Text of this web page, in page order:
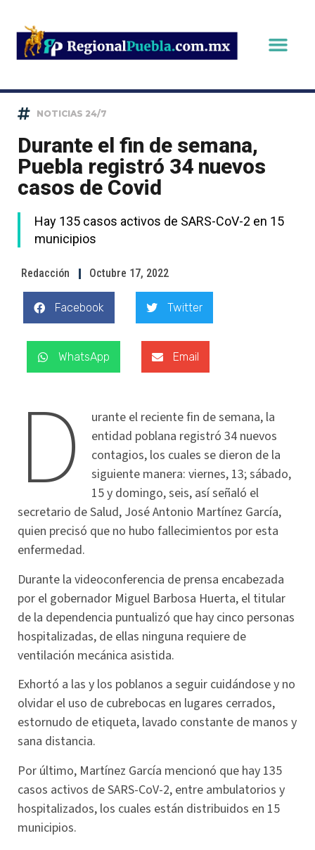
NOTICIAS 24/7
Durante el fin de semana,
Puebla registró 34 nuevos
casos de Covid
Hay 135 casos activos de SARS-CoV-2 en 15
municipios
Redacción Octubre 17, 2022
Facebook Twitter
WhatsApp Email
D
urante el reciente fin de semana, la
entidad poblana registró 34 nuevos
contagios, los cuales se dieron de la
siguiente manera: viernes, 13; sábado,
15 y domingo, seis, así señaló el
secretario de Salud, José Antonio Martínez García,
quien precisó que no hubo fallecimientos por esta
enfermedad.
Durante la videoconferencia de prensa encabezada
por el gobernador Miguel Barbosa Huerta, el titular
de la dependencia puntualizó que hay cinco personas
hospitalizadas, de ellas ninguna requiere de
ventilación mecánica asistida.
Exhortó a las y los poblanos a seguir cuidándose y no
olvidar el uso de cubrebocas en lugares cerrados,
estornudo de etiqueta, lavado constante de manos y
sana distancia.
Por último, Martínez García mencionó que hay 135
casos activos de SARS-CoV-2, entre ambulatorios y
hospitalizados, los cuales están distribuidos en 15
municipios.